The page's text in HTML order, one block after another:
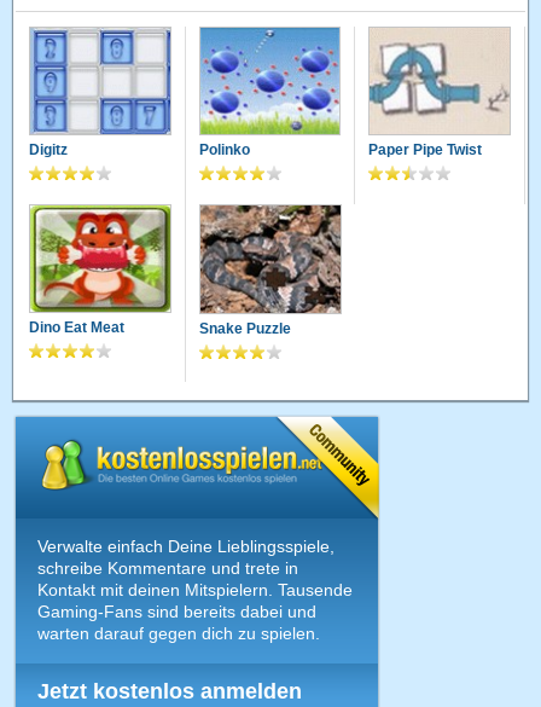
Digitz Polinko Paper Pipe Twist
Dino Eat Meat Snake Puzzle
Verwalte einfach Deine Lieblingsspiele,
schreibe Kommentare und trete in
Kontakt mit deinen Mitspielern. Tausende
Gaming-Fans sind bereits dabei und
warten darauf gegen dich zu spielen.
Jetzt kostenlos anmelden